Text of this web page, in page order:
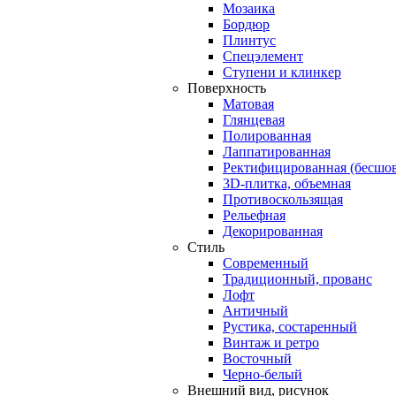
Мозаика
Бордюр
Плинтус
Спецэлемент
Ступени и клинкер
Поверхность
Матовая
Глянцевая
Полированная
Лаппатированная
Ректифицированная
3D-плитка, объемная
Противоскользящая
Рельефная
Декорированная
Стиль
Современный
Традиционный, прованс
Лофт
Античный
Рустика, состаренный
Винтаж и ретро
Восточный
Черно-белый
Внешний вид, рисунок